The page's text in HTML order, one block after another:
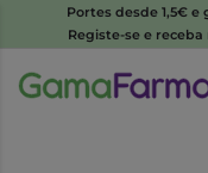
Portes desde 1,5€
Registe-se e